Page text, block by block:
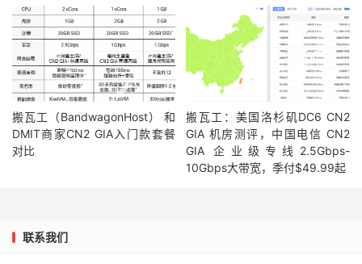
搬瓦工（BandwagonHost） 和
DMIT商家CN2 GIA入门款套餐
对比
搬瓦工：美国洛杉矶DC6 CN2
GIA 机房测评，中国电信 CN2
GIA 企业级专线2.5Gbps-
10Gbps大带宽，季付$49.99起
联系我们